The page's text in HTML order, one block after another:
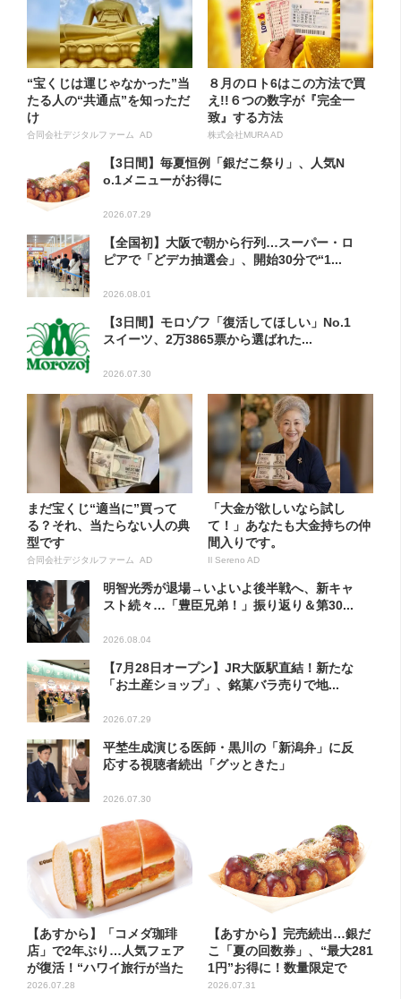
“宝くじは運じゃなかった”当
たる人の“共通点”を知っただ
け
合同会社デジタルファーム AD
８月のロト6はこの方法で買
え!!６つの数字が『完全一
致』する方法
株式会社MURA AD
【3日間】毎夏恒例「銀だこ祭り」、人気N
o.1メニューがお得に
2026.07.29
【全国初】大阪で朝から行列…スーパー・ロ
ピアで「どデカ抽選会」、開始30分で“1...
2026.08.01
【3日間】モロゾフ「復活してほしい」No.1
スイーツ、2万3865票から選ばれた...
2026.07.30
まだ宝くじ“適当に”買って
る？それ、当たらない人の典
型です
合同会社デジタルファーム AD
「大金が欲しいなら試し
て！」あなたも大金持ちの仲
間入りです。
Il Sereno AD
明智光秀が退場→いよいよ後半戦へ、新キャ
スト続々…「豊臣兄弟！」振り返り＆第30...
2026.08.04
【7月28日オープン】JR大阪駅直結！新たな
「お土産ショップ」、銘菓バラ売りで地...
2026.07.29
平埜生成演じる医師・黒川の「新潟弁」に反
応する視聴者続出「グッときた」
2026.07.30
【あすから】「コメダ珈琲
店」で2年ぶり…人気フェア
が復活！“ハワイ旅行が当た
る”...
2026.07.28
【あすから】完売続出…銀だ
こ「夏の回数券」、“最大281
1円”お得に！数量限定で
2026.07.31